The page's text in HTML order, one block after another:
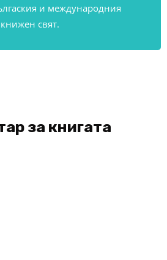
и международния
книжен свят.
за книгата